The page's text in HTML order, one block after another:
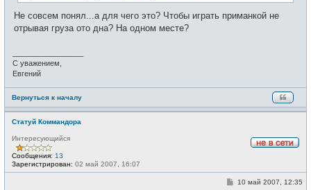
Не совсем понял...а для чего это? Чтобы играть приманкой не
отрывая груза ото дна? На одном месте?
С уважением,
Евгений
Вернуться к началу
Статуй Коммандора
е
Интересующийся
Сообщения: 13
Зарегистрирован: 02 май 2007, 16:07
С10 май 2007, 12:35